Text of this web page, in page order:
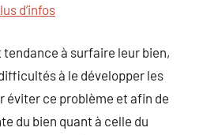
d’infos
à surfaire leur bien,
à le développer les
éviter ce problème et afin de
du bien quant à celle du